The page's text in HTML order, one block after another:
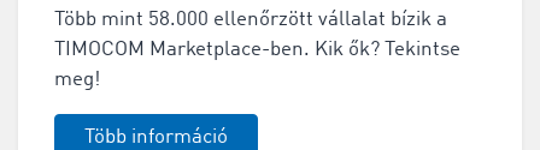
Több mint 58.000 ellenőrzött vállalat bízik a
TIMOCOM Marketplace-ben. Kik ők? Tekintse
meg!
Több információ